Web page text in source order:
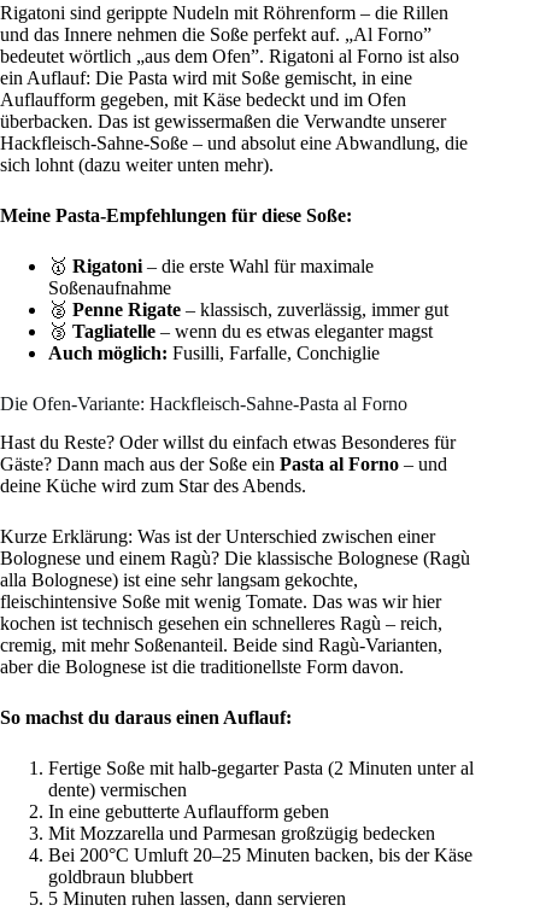
Rigatoni sind gerippte Nudeln mit Röhrenform – die Rillen
und das Innere nehmen die Soße perfekt auf. „Al Forno”
bedeutet wörtlich „aus dem Ofen”. Rigatoni al Forno ist also
ein Auflauf: Die Pasta wird mit Soße gemischt, in eine
Auflaufform gegeben, mit Käse bedeckt und im Ofen
überbacken. Das ist gewissermaßen die Verwandte unserer
Hackfleisch-Sahne-Soße – und absolut eine Abwandlung, die
sich lohnt (dazu weiter unten mehr).
Meine Pasta-Empfehlungen für diese Soße:
🥇 Rigatoni – die erste Wahl für maximale
Soßenaufnahme
🥈 Penne Rigate – klassisch, zuverlässig, immer gut
🥉 Tagliatelle – wenn du es etwas eleganter magst
Auch möglich: Fusilli, Farfalle, Conchiglie
Die Ofen-Variante: Hackfleisch-Sahne-Pasta al Forno
Hast du Reste? Oder willst du einfach etwas Besonderes für
Gäste? Dann mach aus der Soße ein Pasta al Forno – und
deine Küche wird zum Star des Abends.
Kurze Erklärung: Was ist der Unterschied zwischen einer
Bolognese und einem Ragù? Die klassische Bolognese (Ragù
alla Bolognese) ist eine sehr langsam gekochte,
fleischintensive Soße mit wenig Tomate. Das was wir hier
kochen ist technisch gesehen ein schnelleres Ragù – reich,
cremig, mit mehr Soßenanteil. Beide sind Ragù-Varianten,
aber die Bolognese ist die traditionellste Form davon.
So machst du daraus einen Auflauf:
Fertige Soße mit halb-gegarter Pasta (2 Minuten unter al
dente) vermischen
In eine gebutterte Auflaufform geben
Mit Mozzarella und Parmesan großzügig bedecken
Bei 200°C Umluft 20–25 Minuten backen, bis der Käse
goldbraun blubbert
5 Minuten ruhen lassen, dann servieren